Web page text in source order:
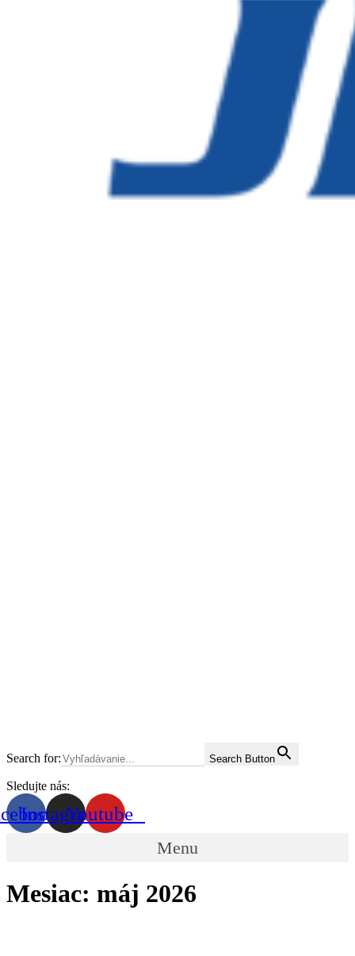
Search for: Search Button
Sledujte nás:
InstagramYoutube
Menu
Mesiac: máj 2026